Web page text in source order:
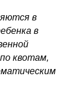
в
в
квотам,